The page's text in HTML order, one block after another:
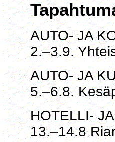
AUTO- JA
2.–3.9.
AUTO- JA
5.–6.8.
HOTELLI-
13.–14.8